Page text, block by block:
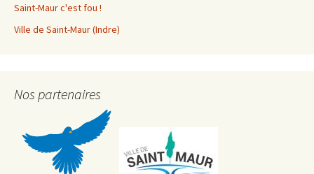
Saint-Maur c'est fou !
Ville de Saint-Maur (Indre)
Nos partenaires